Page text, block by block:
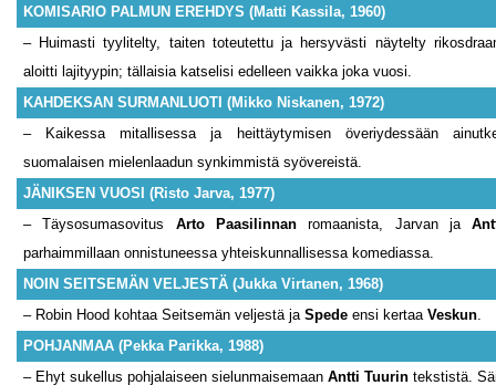
KOMISARIO PALMUN EREHDYS (Matti Kassila, 1960)
– Huimasti tyylitelty, taiten toteutettu ja hersyvästi näytelty
aloitti lajityypin; tällaisia katselisi edelleen vaikka joka vuosi.
KAHDEKSAN SURMANLUOTI (Mikko Niskanen, 1972)
– Kaikessa mitallisessa ja heittäytymisen överiydessään
suomalaisen mielenlaadun synkimmistä syövereistä.
JÄNIKSEN VUOSI (Risto Jarva, 1977)
– Täysosumasovitus Arto Paasilinnanromaanista, Jarvan ja
parhaimmillaan onnistuneessa yhteiskunnallisessa komediassa.
NOIN SEITSEMÄN VELJESTÄ (Jukka Virtanen, 1968)
– Robin Hood kohtaa Seitsemän veljestä ja Spede ensi kertaa Veskun
POHJANMAA (Pekka Parikka, 1988)
– Ehyt sukellus pohjalaiseen sielunmaisemaan Antti Tuurin tekstistä.